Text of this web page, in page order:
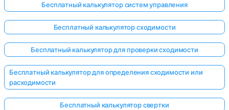
Бесплатный калькулятор систем управления
Бесплатный калькулятор сходимости
Бесплатный калькулятор для проверки сходимости
Бесплатный калькулятор для определения сходимости или
расходимости
Бесплатный калькулятор свертки